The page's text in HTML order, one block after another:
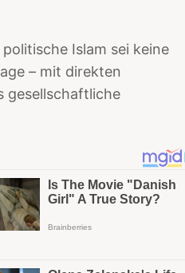
Islam sei keine
– mit direkten
gesellschaftliche